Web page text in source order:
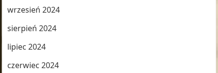
wrzesień 2024
sierpień 2024
lipiec 2024
czerwiec 2024